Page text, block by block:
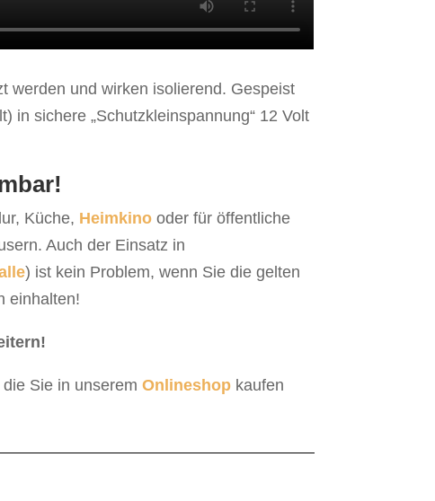
werden und wirken isolierend. Gespeist
in sichere „Schutzkleinspannung“ 12 Volt
Küche, Heimkino oder für öffentliche
Auch der Einsatz in
) ist kein Problem, wenn Sie die gelten
einhalten!
die Sie in unserem Onlineshop kaufen